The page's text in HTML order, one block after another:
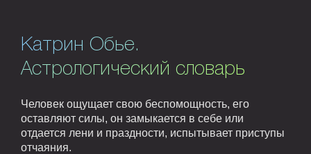
Катрин Обье.
Астрологический словарь
Человек ощущает свою беспомощность, его
оставляют силы, он замыкается в себе или
отдается лени и праздности, испытывает приступы
отчаяния.